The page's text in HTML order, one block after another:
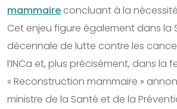
mammaire concluant à la
Cet enjeu figure également dans la
décennale de lutte contre les
l’INCa et, plus précisément, dans la
« Reconstruction mammaire »
ministre de la Santé et de la